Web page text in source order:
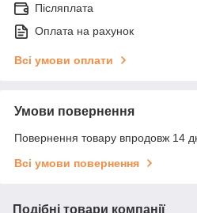
Післяплата
Оплата на рахунок
Всі умови оплати
Умови повернення
Повернення товару впродовж 14
Всі умови повернення
Подібні товари компанії